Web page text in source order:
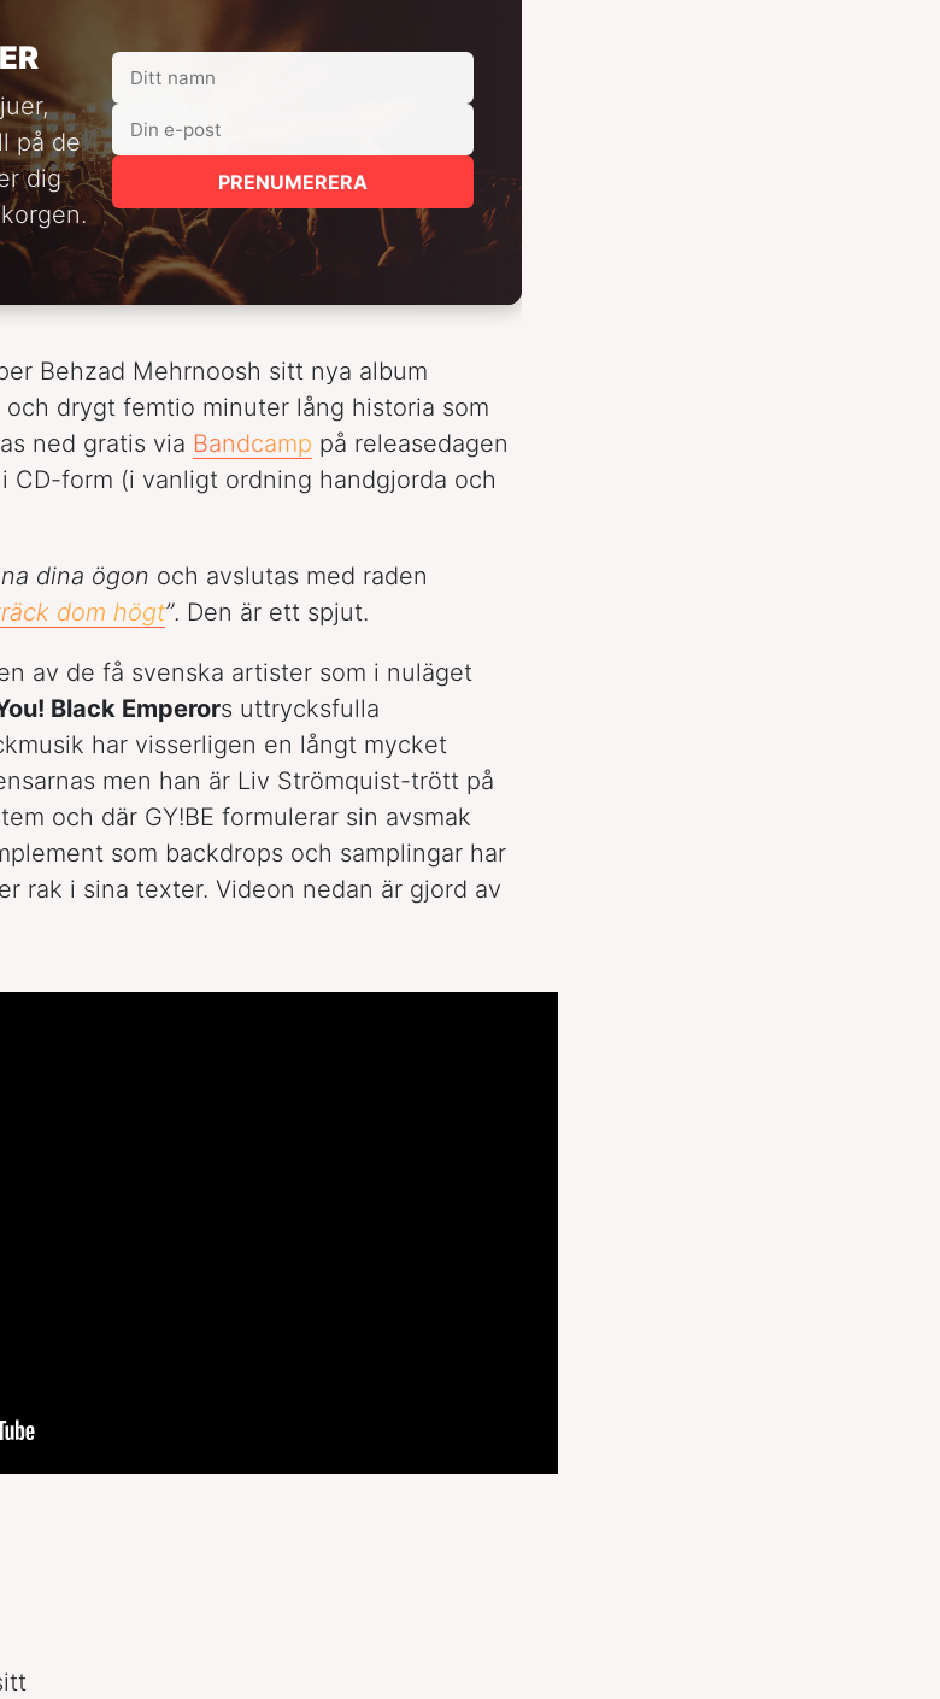
på de
dig
PRENUMERERA
Behzad Mehrnoosh sitt nya album
och drygt femtio minuter lång historia som
ned gratis via Bandcamp på releasedagen
CD-form (i vanligt ordning handgjorda och
dina ögon och avslutas med raden
dom högt”. Den är ett spjut.
av de få svenska artister som i nuläget
Black Emperors uttrycksfulla
har visserligen en långt mycket
men han är Liv Strömquist-trött på
och där GY!BE formulerar sin avsmak
som backdrops och samplingar har
rak i sina texter. Videon nedan är gjord av